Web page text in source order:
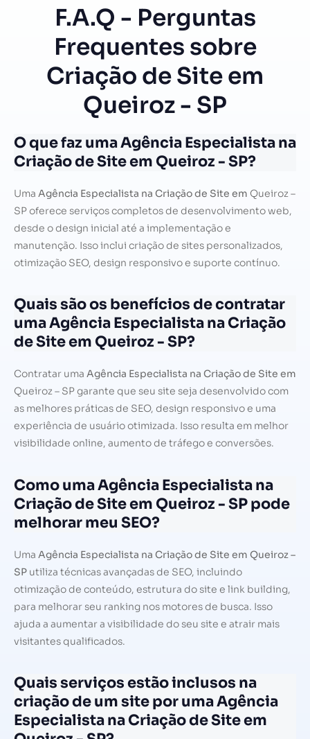
F.A.Q - Perguntas
Frequentes sobre
Criação de Site em
Queiroz - SP
O que faz uma Agência Especialista na
Criação de Site em Queiroz - SP?
Uma Agência Especialista na Criação de Site em Queiroz –
SP oferece serviços completos de desenvolvimento web,
desde o design inicial até a implementação e
manutenção. Isso inclui criação de sites personalizados,
otimização SEO, design responsivo e suporte contínuo.
Quais são os benefícios de contratar
uma Agência Especialista na Criação
de Site em Queiroz - SP?
Contratar uma Agência Especialista na Criação de Site em
Queiroz – SP garante que seu site seja desenvolvido com
as melhores práticas de SEO, design responsivo e uma
experiência de usuário otimizada. Isso resulta em melhor
visibilidade online, aumento de tráfego e conversões.
Como uma Agência Especialista na
Criação de Site em Queiroz - SP pode
melhorar meu SEO?
Uma Agência Especialista na Criação de Site em Queiroz –
SP utiliza técnicas avançadas de SEO, incluindo
otimização de conteúdo, estrutura do site e link building,
para melhorar seu ranking nos motores de busca. Isso
ajuda a aumentar a visibilidade do seu site e atrair mais
visitantes qualificados.
Quais serviços estão inclusos na
criação de um site por uma Agência
Especialista na Criação de Site em